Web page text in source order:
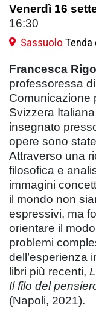
Venerdì 16
16:30
Sassuolo Tenda
Francesca
professoressa
Comunicazione
Svizzera
insegnato
opere sono
Attraverso una
filosofica e
immagini
il mondo non
espressivi, ma
orientare il
problemi
dell’esperienza
libri più recenti,
Il filo del
(Napoli, 2021).